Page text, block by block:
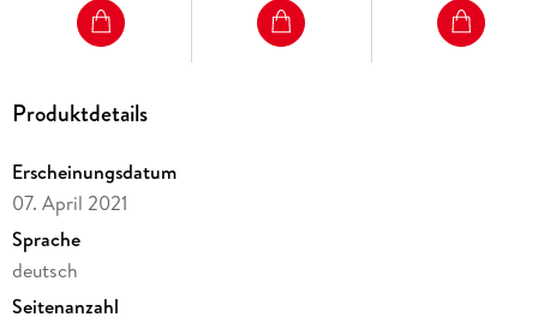
Produktdetails
Erscheinungsdatum
07. April 2021
Sprache
deutsch
Seitenanzahl